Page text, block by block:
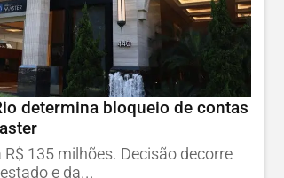
determina bloqueio de contas
135 milhões. Decisão decorre
e da...